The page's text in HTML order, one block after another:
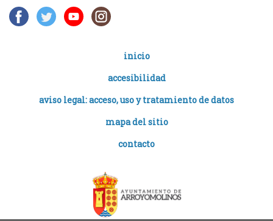
inicio
accesibilidad
aviso legal: acceso, uso y tratamiento de datos
mapa del sitio
contacto